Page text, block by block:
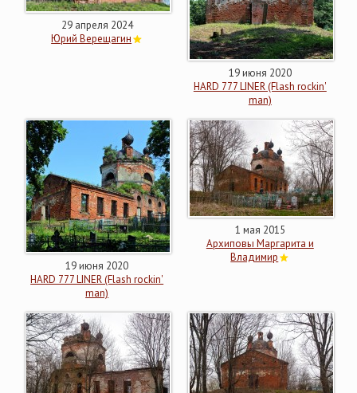
29 апреля 2024
Юрий Верещагин
19 июня 2020
HARD 777 LINER (Flash rockin'
man)
19 июня 2020
HARD 777 LINER (Flash rockin'
man)
1 мая 2015
Архиповы Маргарита и
Владимир